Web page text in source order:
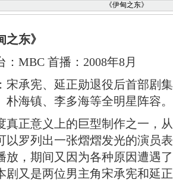
《伊甸之东》
之东》
MBC 首播：2008年8月
宋承宪、延正勋退役后首部剧
朴海镇、李多海等全明星阵容。
正意义上的巨型制作之一，从
以罗列出一张熠熠发光的演员
放，期间又因为各种原因遭遇
剧又是两位男主角宋承宪和延